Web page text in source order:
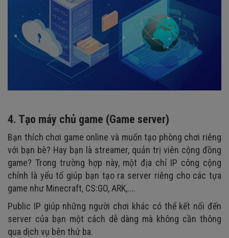
4. Tạo máy chủ game (Game server)
Bạn thích chơi game online và muốn tạo phòng chơi riêng
với bạn bè? Hay bạn là streamer, quản trị viên cộng đồng
game? Trong trường hợp này, một địa chỉ IP công cộng
chính là yếu tố giúp bạn tạo ra server riêng cho các tựa
game như Minecraft, CS:GO, ARK,....
Public IP giúp những người chơi khác có thể kết nối đến
server của bạn một cách dễ dàng mà không cần thông
qua dịch vụ bên thứ ba.